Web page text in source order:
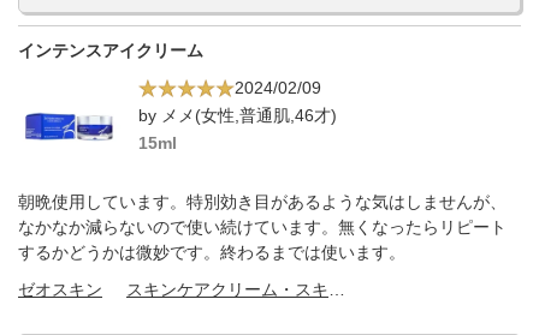
インテンスアイクリーム
2024/02/09
by メメ(女性,普通肌,46才)
15ml
朝晩使用しています。特別効き目があるような気はしませんが、
なかなか減らないので使い続けています。無くなったらリピート
するかどうかは微妙です。終わるまでは使います。
ゼオスキン